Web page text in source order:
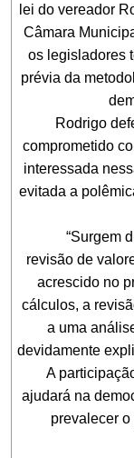
lei do vereador
Câmara
os legisladores
prévia da
Rodrigo
comprometido
interessada
evitada a
“Surgem
revisão de
acrescido no
cálculos, a
a uma
devidamente
A participação
ajudará na
prevalecer